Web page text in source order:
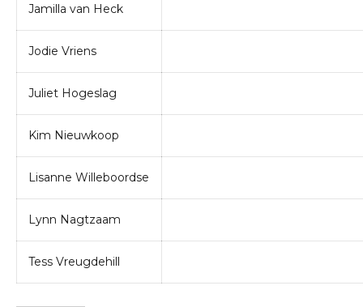
Jamilla van Heck
Jodie Vriens
Juliet Hogeslag
Kim Nieuwkoop
Lisanne Willeboordse
Lynn Nagtzaam
Tess Vreugdehill